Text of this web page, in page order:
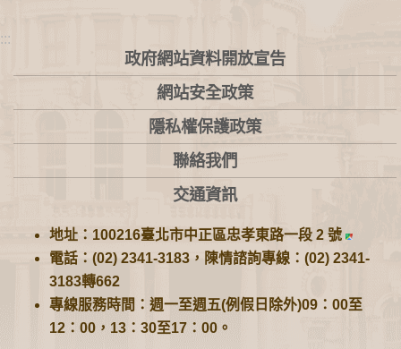
:::
政府網站資料開放宣告
網站安全政策
隱私權保護政策
聯絡我們
交通資訊
地址：100216臺北市中正區忠孝東路一段 2 號
電話：(02) 2341-3183，陳情諮詢專線：(02) 2341-
3183轉662
專線服務時間：週一至週五(例假日除外)09：00至
12：00，13：30至17：00。